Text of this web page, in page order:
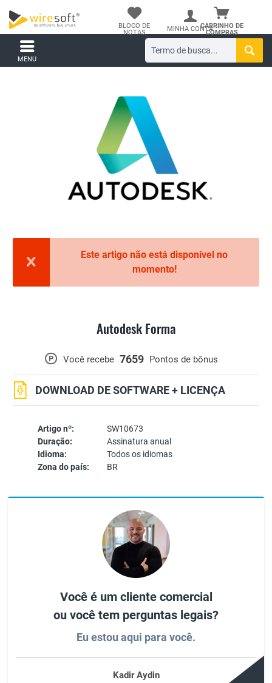
CARRINHO DE
COMPRAS
BLOCO DE
NOTAS
MINHA CONTA
MENU
Este artigo não está disponível no
momento!
Autodesk Forma
Artigo nº:
SW10673
Duração:
Assinatura anual
Idioma:
Todos os idiomas
Zona do país:
BR
P Você recebe 7659 Pontos de bônus
DOWNLOAD DE SOFTWARE + LICENÇA
Você é um cliente comercial
ou você tem perguntas legais?
Eu estou aqui para você.
Kadir Aydin